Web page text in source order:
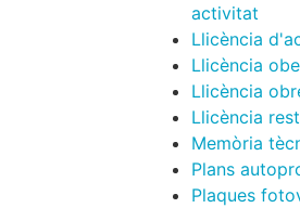
activitat
Llicència
Llicència
Llicència
Llicència
Memòria
Plans
Plaques